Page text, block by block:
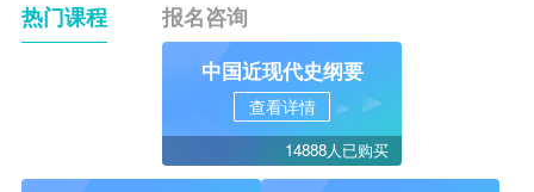
热门课程 报名咨询
中国近现代史纲要
查看详情
14888人已购买